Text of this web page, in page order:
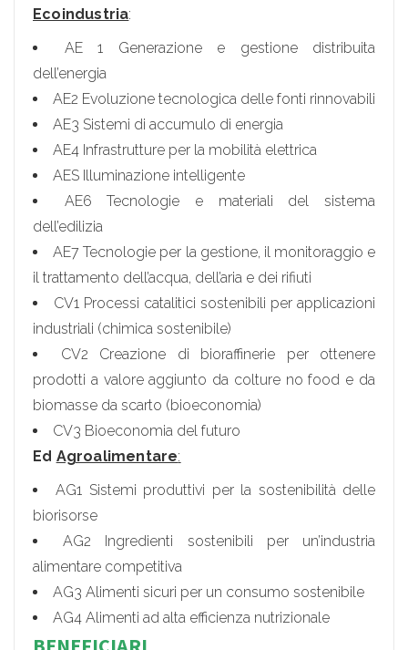
Ecoindustria:
AE 1 Generazione e gestione distribuita
dell’energia
AE2 Evoluzione tecnologica delle fonti rinnovabili
AE3 Sistemi di accumulo di energia
AE4 Infrastrutture per la mobilità elettrica
AES Illuminazione intelligente
AE6 Tecnologie e materiali del sistema
dell’edilizia
AE7 Tecnologie per la gestione, il monitoraggio e
il trattamento dell’acqua, dell’aria e dei rifiuti
CV1 Processi catalitici sostenibili per applicazioni
industriali (chimica sostenibile)
CV2 Creazione di bioraffinerie per ottenere
prodotti a valore aggiunto da colture no food e da
biomasse da scarto (bioeconomia)
CV3 Bioeconomia del futuro
Ed Agroalimentare:
AG1 Sistemi produttivi per la sostenibilità delle
biorisorse
AG2 Ingredienti sostenibili per un’industria
alimentare competitiva
AG3 Alimenti sicuri per un consumo sostenibile
AG4 Alimenti ad alta efficienza nutrizionale